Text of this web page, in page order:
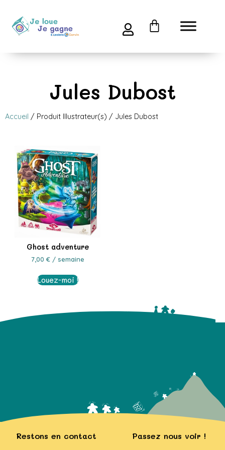
Jules Dubost
Accueil / Produit Illustrateur(s) / Jules Dubost
Ghost adventure
7,00 €/ semaine
Louez-moi !
Restons en contact Passez nous voir !